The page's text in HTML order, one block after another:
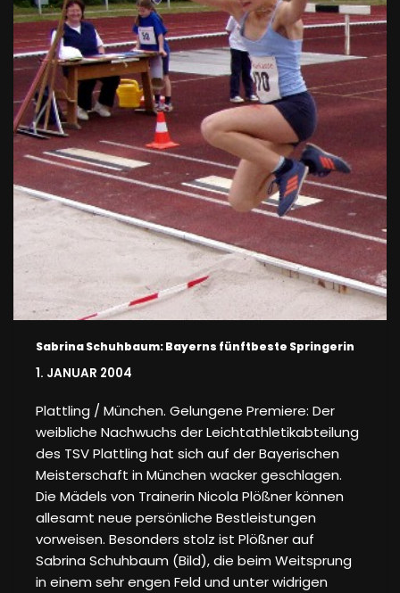
Sabrina Schuhbaum: Bayerns fünftbeste Springerin
1. JANUAR 2004
Plattling / München. Gelungene Premiere: Der
weibliche Nachwuchs der Leichtathletikabteilung
des TSV Plattling hat sich auf der Bayerischen
Meisterschaft in München wacker geschlagen.
Die Mädels von Trainerin Nicola Plößner können
allesamt neue persönliche Bestleistungen
vorweisen. Besonders stolz ist Plößner auf
Sabrina Schuhbaum (Bild), die beim Weitsprung
in einem sehr engen Feld und unter widrigen